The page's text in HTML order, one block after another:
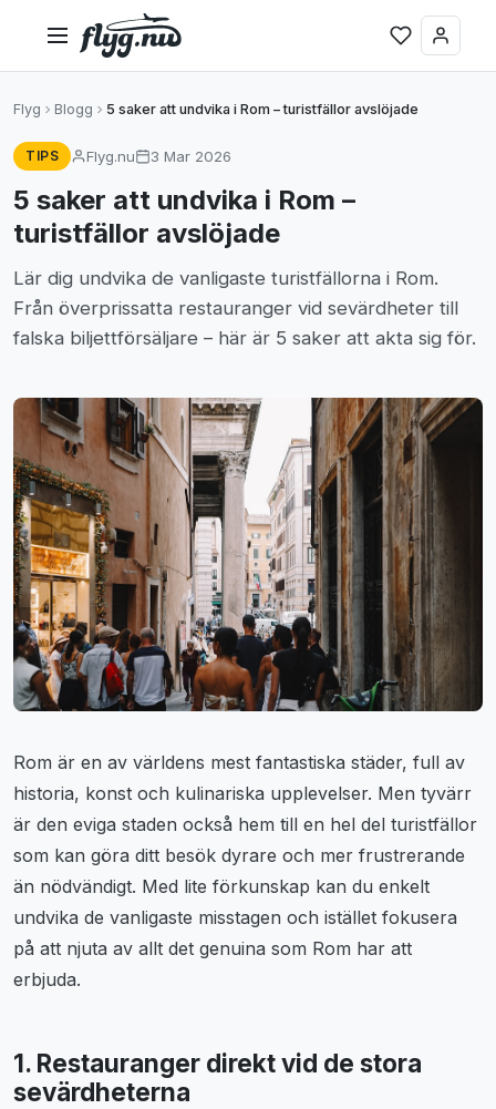
Flyg Blogg 5 saker att undvika i Rom – turistfällor avslöjade
TIPS Flyg.nu 3 Mar 2026
5 saker att undvika i Rom –
turistfällor avslöjade
Lär dig undvika de vanligaste turistfällorna i Rom.
Från överprissatta restauranger vid sevärdheter till
falska biljettförsäljare – här är 5 saker att akta sig för.
Rom är en av världens mest fantastiska städer, full av
historia, konst och kulinariska upplevelser. Men tyvärr
är den eviga staden också hem till en hel del turistfällor
som kan göra ditt besök dyrare och mer frustrerande
än nödvändigt. Med lite förkunskap kan du enkelt
undvika de vanligaste misstagen och istället fokusera
på att njuta av allt det genuina som Rom har att
erbjuda.
1. Restauranger direkt vid de stora
sevärdheterna